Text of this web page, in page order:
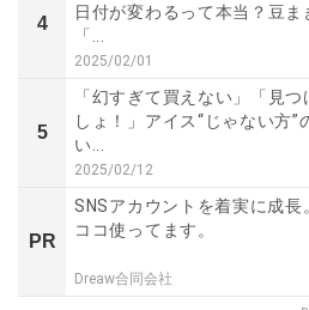
4
日付が変わるって本当？豆ま
「...
2025/02/01
5
「幻すぎて買えない」「見
しょ！」アイス“じゃない方”
い...
2025/02/12
PR
SNSアカウントを着実に成長
ココ使ってます。
Dreaw合同会社